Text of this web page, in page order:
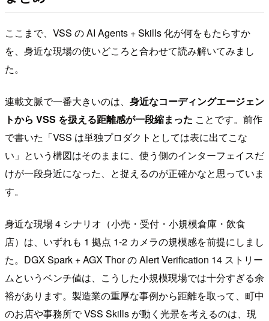
ここまで、VSS の AI Agents + Skills 化が何をもたらすか
を、身近な現場の使いどころと合わせて読み解いてみまし
た。
連載文脈で一番大きいのは、 身近なコーディングエージェン
トから VSS を扱える距離感が一段縮まった ことです。前作
で書いた「VSS は単独プロダクトとしては表に出てこな
い」という構図はそのままに、使う側のインターフェイスだ
けが一段身近になった、と捉えるのが正確かなと思っていま
す。
身近な現場 4 シナリオ（小売・受付・小規模倉庫・飲食
店）は、いずれも 1 拠点 1-2 カメラの規模感を前提にしまし
た。DGX Spark + AGX Thor の Alert Verification 14 ストリー
ムというベンチ値は、こうした小規模現場では十分すぎる余
裕があります。製造業の重厚な事例から距離を取って、町中
のお店や事務所で VSS Skills が動く光景を考えるのは、現